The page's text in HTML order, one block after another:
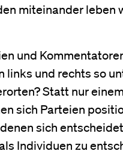
miteinander
und
links und rechts so
Statt nur
sich Parteien
sich
Individuen zu